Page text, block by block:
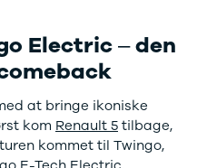
Byer
Alle byer
Holstebro
Viborg
Skive
Book
Tid til service?
byttepris
Electric – den
at bringe ikoniske
kom Renault 5 tilbage,
kommet til Twingo,